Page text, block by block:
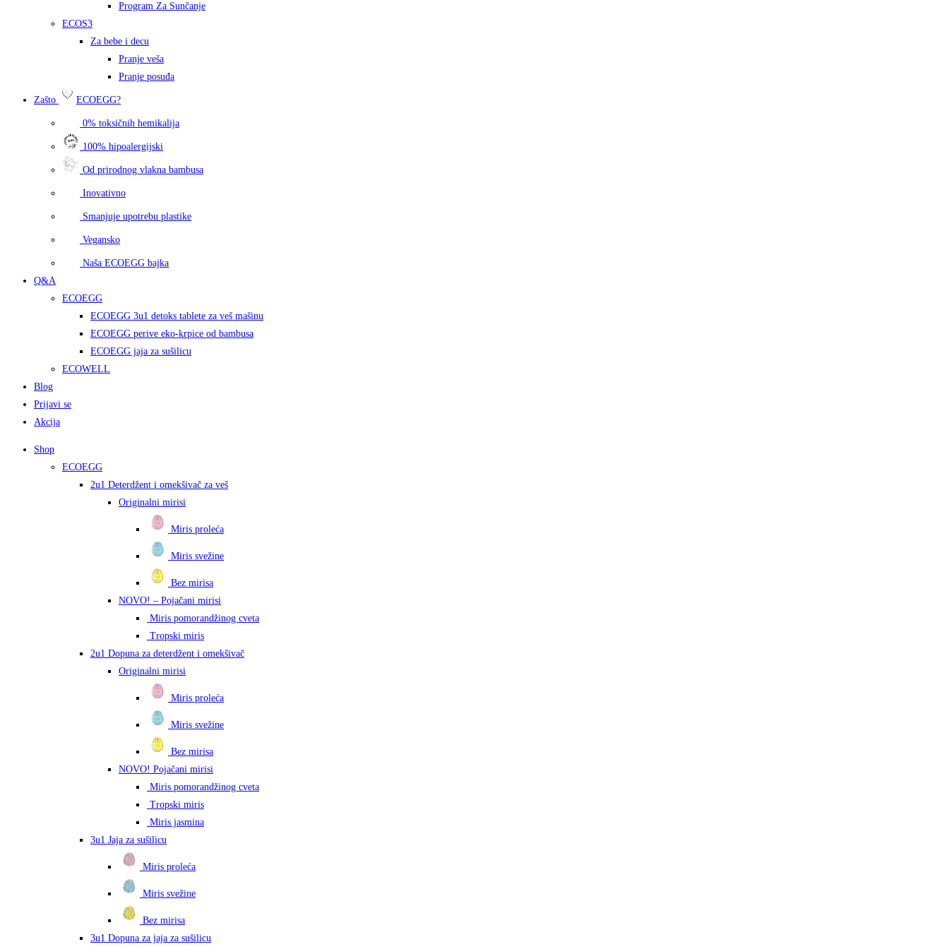
Program Za Sunčanje
ECOS3
Za bebe i decu
Pranje veša
Pranje posuđa
Zašto ECOEGG?
0% toksičnih hemikalija
100% hipoalergijski
Od prirodnog vlakna bambusa
Inovativno
Smanjuje upotrebu plastike
Vegansko
Naša ECOEGG bajka
Q&A
ECOEGG
ECOEGG 3u1 detoks tablete za veš mašinu
ECOEGG perive eko-krpice od bambusa
ECOEGG jaja za sušilicu
ECOWELL
Blog
Prijavi se
Akcija
Shop
ECOEGG
2u1 Deterdžent i omekšivač za veš
Originalni mirisi
Miris proleća
Miris svežine
Bez mirisa
NOVO! – Pojačani mirisi
Miris pomorandžinog cveta
Tropski miris
2u1 Dopuna za deterdžent i omekšivač
Originalni mirisi
Miris proleća
Miris svežine
Bez mirisa
NOVO! Pojačani mirisi
Miris pomorandžinog cveta
Tropski miris
Miris jasmina
3u1 Jaja za sušilicu
Miris proleća
Miris svežine
Bez mirisa
3u1 Dopuna za jaja za sušilicu